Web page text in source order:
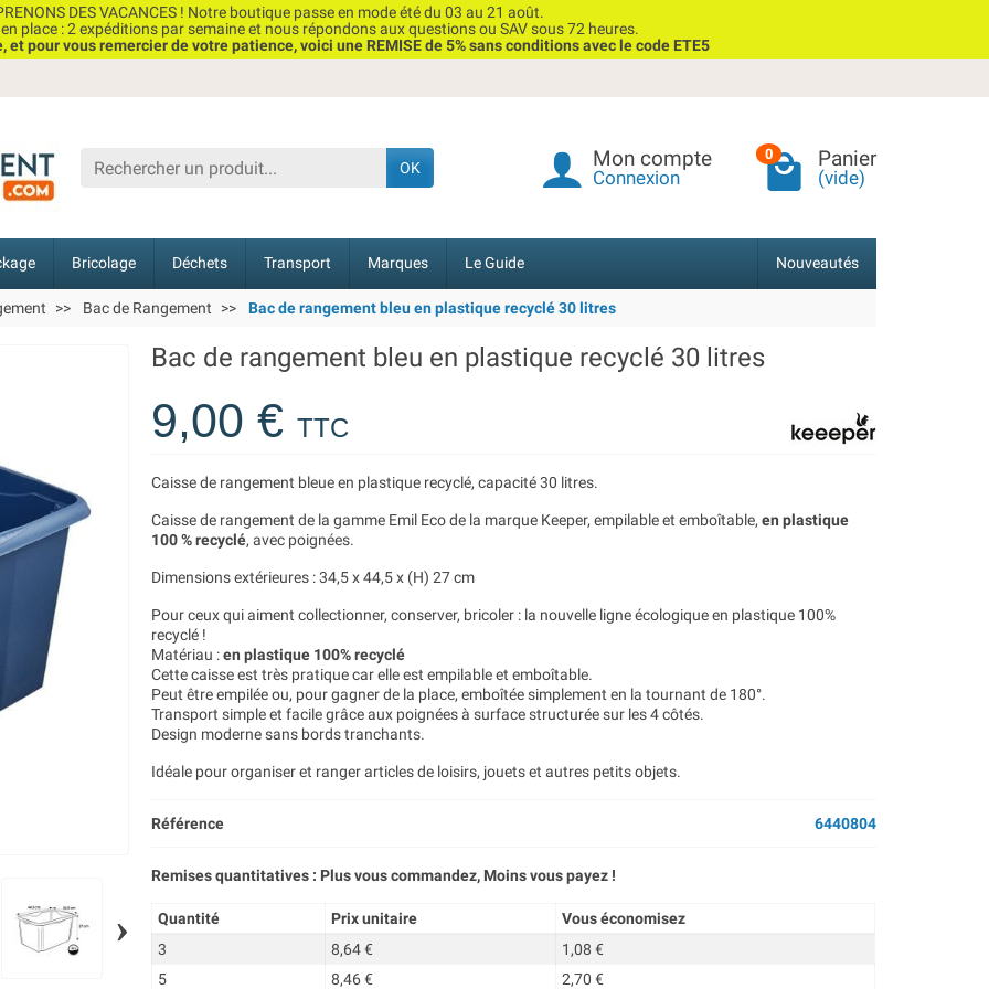
DES VACANCES ! Notre boutique passe en mode été du 03 au 21 août.
place : 2 expéditions par semaine et nous répondons aux questions ou SAV sous 72 heures.
et pour vous remercier de votre patience, voici une REMISE de 5% sans conditions avec le code ETE5
OK Mon compte
Connexion
0 Panier
(vide)
Bricolage Déchets Transport Marques Le Guide Nouveautés
Bac de Rangement Bac de rangement bleu en plastique recyclé 30 litres
›
Bac de rangement bleu en plastique recyclé 30 litres
9,00 €TTC
Caisse de rangement bleue en plastique recyclé, capacité 30 litres.
Caisse de rangement de la gamme Emil Eco de la marque Keeper, empilable et emboîtable,en plastique
100 % recyclé, avec poignées.
Dimensions extérieures : 34,5 x 44,5 x (H) 27 cm
Pour ceux qui aiment collectionner, conserver, bricoler : la nouvelle ligne écologique en plastique 100%
recyclé !
Matériau :en plastique 100% recyclé
Cette caisse est très pratique car elle est empilable et emboîtable.
Peut être empilée ou, pour gagner de la place, emboîtée simplement en la tournant de 180°.
Transport simple et facile grâce aux poignées à surface structurée sur les 4 côtés.
Design moderne sans bords tranchants.
Idéale pour organiser et ranger articles de loisirs, jouets et autres petits objets.
Référence 6440804
Remises quantitatives : Plus vous commandez, Moins vous payez !
Quantité Prix unitaire
Vous économisez
3
8,64 €
1,08 €
5
8,46 € 2,70 €